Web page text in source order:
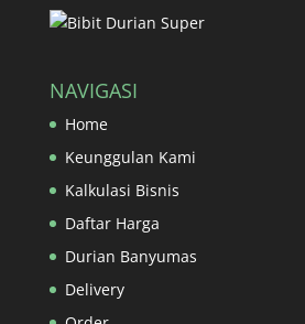
NAVIGASI
Home
Keunggulan Kami
Kalkulasi Bisnis
Daftar Harga
Durian Banyumas
Delivery